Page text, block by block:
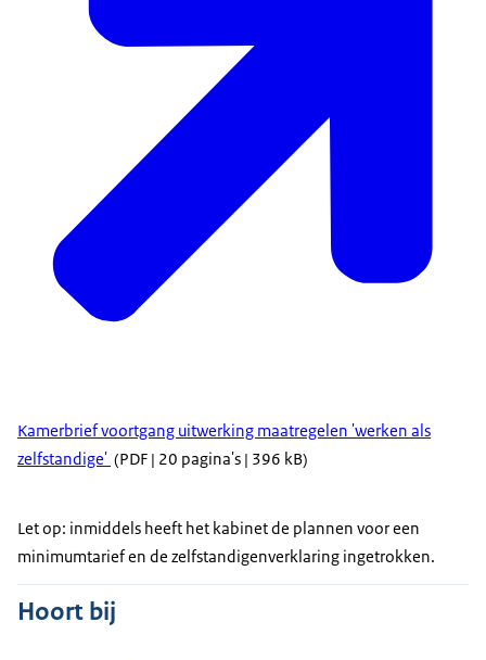
Kamerbrief voortgang uitwerking maatregelen 'werken als
zelfstandige' (PDF | 20 pagina's | 396 kB)
Let op: inmiddels heeft het kabinet de plannen voor een
minimumtarief en de zelfstandigenverklaring ingetrokken.
Hoort bij